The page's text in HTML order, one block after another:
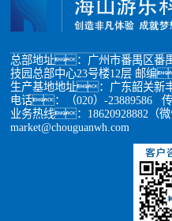
总部地址：广州市番禺区番
技园总部中心23号楼12层 邮编
生产基地地址：广东韶关新
电话：（020）-23889586
业务热线：18620928882（
market@chouguanwh.com